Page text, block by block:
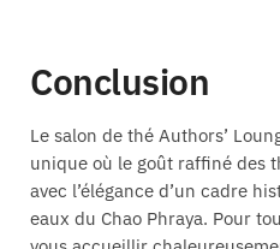
Conclusion
Le salon de thé Authors’
unique où le goût raffiné des
avec l’élégance d’un cadre
eaux du Chao Phraya. Pour